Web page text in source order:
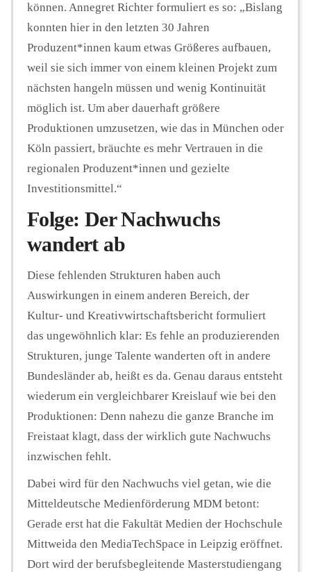
können. Annegret Richter formuliert es so: „Bislang
konnten hier in den letzten 30 Jahren
Produzent*innen kaum etwas Größeres aufbauen,
weil sie sich immer von einem kleinen Projekt zum
nächsten hangeln müssen und wenig Kontinuität
möglich ist. Um aber dauerhaft größere
Produktionen umzusetzen, wie das in München oder
Köln passiert, bräuchte es mehr Vertrauen in die
regionalen Produzent*innen und gezielte
Investitionsmittel.“
Folge: Der Nachwuchs
wandert ab
Diese fehlenden Strukturen haben auch
Auswirkungen in einem anderen Bereich, der
Kultur- und Kreativwirtschaftsbericht formuliert
das ungewöhnlich klar: Es fehle an produzierenden
Strukturen, junge Talente wanderten oft in andere
Bundesländer ab, heißt es da. Genau daraus entsteht
wiederum ein vergleichbarer Kreislauf wie bei den
Produktionen: Denn nahezu die ganze Branche im
Freistaat klagt, dass der wirklich gute Nachwuchs
inzwischen fehlt.
Dabei wird für den Nachwuchs viel getan, wie die
Mitteldeutsche Medienförderung MDM betont:
Gerade erst hat die Fakultät Medien der Hochschule
Mittweida den MediaTechSpace in Leipzig eröffnet.
Dort wird der berufsbegleitende Masterstudiengang